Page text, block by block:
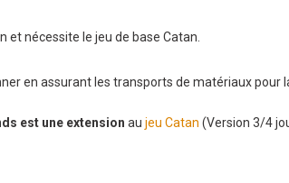
et nécessite le jeu de base Catan.
en assurant les transports de matériaux pour
est une extension au jeu Catan (Version 3/4